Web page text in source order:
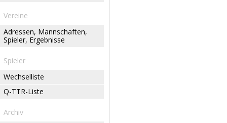
Vereine
Adressen, Mannschaften,
Spieler, Ergebnisse
Spieler
Wechselliste
Q-TTR-Liste
Archiv